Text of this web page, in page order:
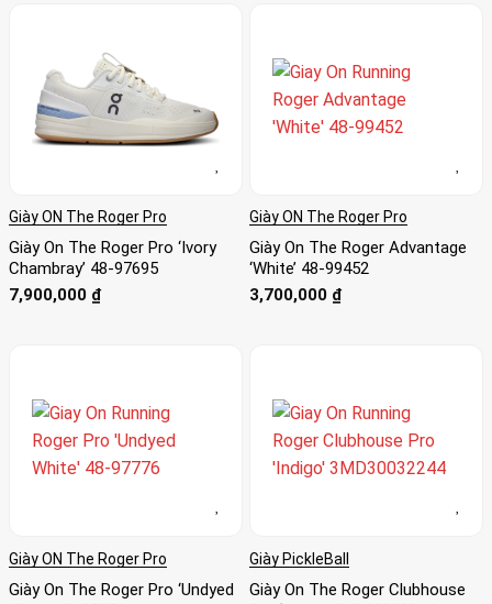
Giày ON The Roger Pro
Giày On The Roger Pro ‘Ivory
Chambray’ 48-97695
7,900,000 ₫
Giày ON The Roger Pro
Giày On The Roger Advantage
‘White’ 48-99452
3,700,000 ₫
Giày ON The Roger Pro
Giày On The Roger Pro ‘Undyed
Giày PickleBall
Giày On The Roger Clubhouse